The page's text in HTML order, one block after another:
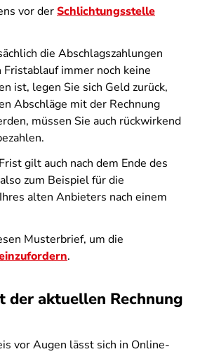
vor derSchlichtungsstelle
die Abschlagszahlungen
immer noch keine
ist, legen Sie sich Geld zurück,
Abschläge mit der Rechnung
müssen Sie auch rückwirkend
gilt auch nach dem Ende des
zum Beispiel für die
alten Anbieters nach einem
Musterbrief, um die
.
der aktuellen Rechnung
vor Augen lässt sich in Online-